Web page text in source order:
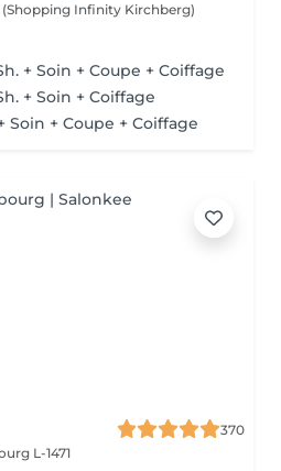
Infinity Kirchberg)
+ Soin + Coupe + Coiffage
+ Soin + Coiffage
Soin + Coupe + Coiffage
370
L-1471